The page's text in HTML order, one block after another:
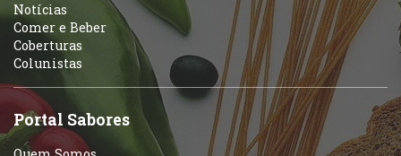
Notícias
Comer e Beber
Coberturas
Colunistas
Portal Sabores